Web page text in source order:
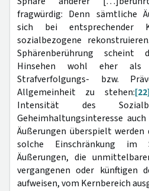
fragwürdig: Denn sämtliche
sich bei entsprechender
sozialbezogene rekonstruieren.
Sphärenberührung scheint
Hinsehen wohl eher
Strafverfolgungs- bzw.
Allgemeinheit zu stehen:[22]
Intensität des
Geheimhaltungsinteresse
Äußerungen überspielt
solche Einschränkung im
Äußerungen, die
vergangenen oder künftigen
aufweisen, vom Kernbereich